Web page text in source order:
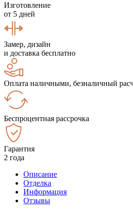
Изготовление
от 5 дней
Замер, дизайн
и доставка бесплатно
Оплата наличными, безналичный
Беспроцентная рассрочка
Гарантия
2 года
Описание
Отделка
Информация
Отзывы